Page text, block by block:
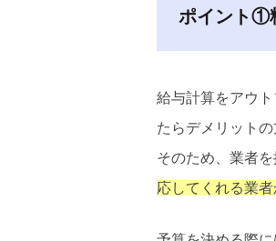
ポイント①
給与計算をアウ
たらデメリット
そのため、業者
応してくれる業